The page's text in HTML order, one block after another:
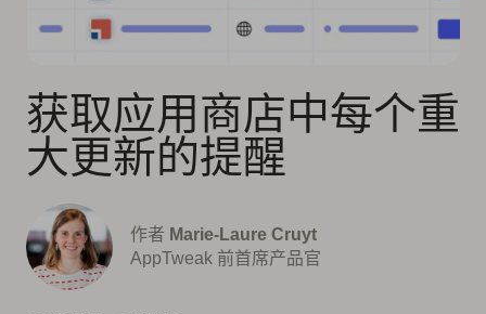
获取应用商店中每个重
大更新的提醒
作者 Marie-Laure Cruyt
AppTweak 前首席产品官